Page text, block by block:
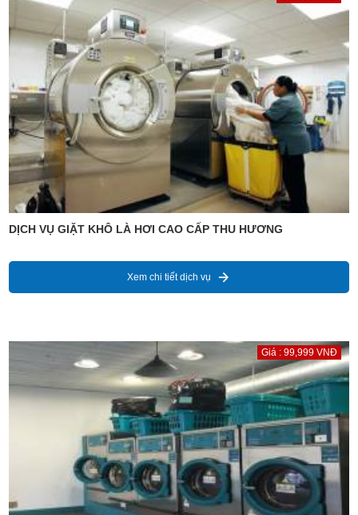
DỊCH VỤ GIẶT KHÔ LÀ HƠI CAO CẤP THU HƯƠNG
Xem chi tiết dịch vụ
Giá : 99,999 VNĐ